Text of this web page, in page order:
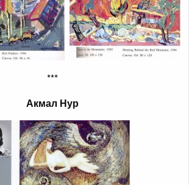
***
Акмал Нур